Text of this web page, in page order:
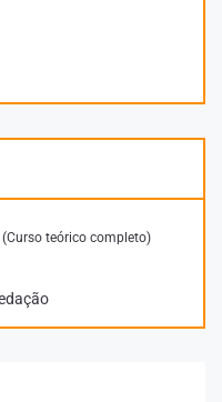
(Curso teórico completo)